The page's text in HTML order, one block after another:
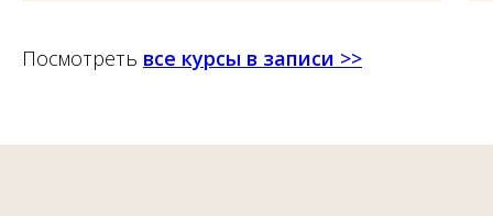
Посмотреть все курсы в записи >>